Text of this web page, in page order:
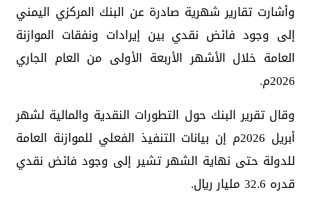
وأشارت تقارير شهرية صادرة عن البنك المركزي اليمني
إلى وجود فائض نقدي بين إيرادات ونفقات الموازنة
العامة خلال الأشهر الأربعة الأولى من العام الجاري
2026م.
وقال تقرير البنك حول التطورات النقدية والمالية لشهر
أبريل 2026م إن بيانات التنفيذ الفعلي للموازنة العامة
للدولة حتى نهاية الشهر تشير إلى وجود فائض نقدي
قدره 32.6 مليار ريال.